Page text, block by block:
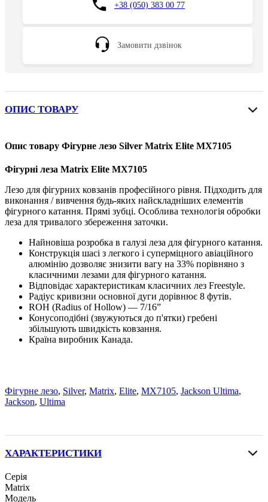
+38 (050) 383 00 77
Замовити дзвінок
ОПИС ТОВАРУ
Опис товару Фігурне лезо Silver Matrix Elite MX7105
Фігурні леза Matrix Elite MX7105
Лезо для фігурних ковзанів професійного рівня. Підходить для
виконання / вивчення будь-яких найскладніших елементів
фігурного катання. Прямі зубці. Особлива технологія обробки
леза для тривалого збереження заточки.
Найновіша розробка в галузі леза для фігурного катання.
Конструкція шасі з легкого і суперміцного авіаційного
алюмінію дозволяє знизити вагу на 33% порівняно з
класичними лезами для фігурного катання.
Відповідає характеристикам класичних лез Freestyle.
Радіус кривизни основної дуги дорівнює 8 футів.
ROH (Radius of Hollow) — 7/16”
Конусоподібні (звужуються до п'ятки) гребені
збільшують швидкість ковзання.
Країна виробник Канада.
Фігурне лезо, Silver, Matrix, Elite, MX7105, Jackson Ultima,
Jackson, Ultima
ХАРАКТЕРИСТИКИ
Серія
Matrix
Модель